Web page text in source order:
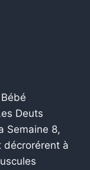
Deuts
Semaine 8,
décrorérent à